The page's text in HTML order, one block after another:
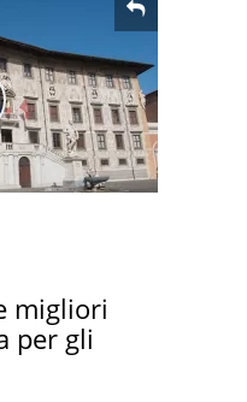
migliori
per gli